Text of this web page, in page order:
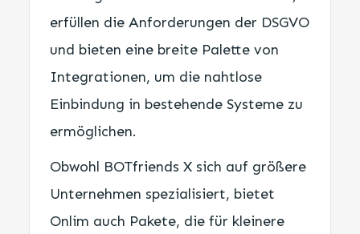
erfüllen die Anforderungen der DSGVO
und bieten eine breite Palette von
Integrationen, um die nahtlose
Einbindung in bestehende Systeme zu
ermöglichen.
Obwohl BOTfriends X sich auf größere
Unternehmen spezialisiert, bietet
Onlim auch Pakete, die für kleinere